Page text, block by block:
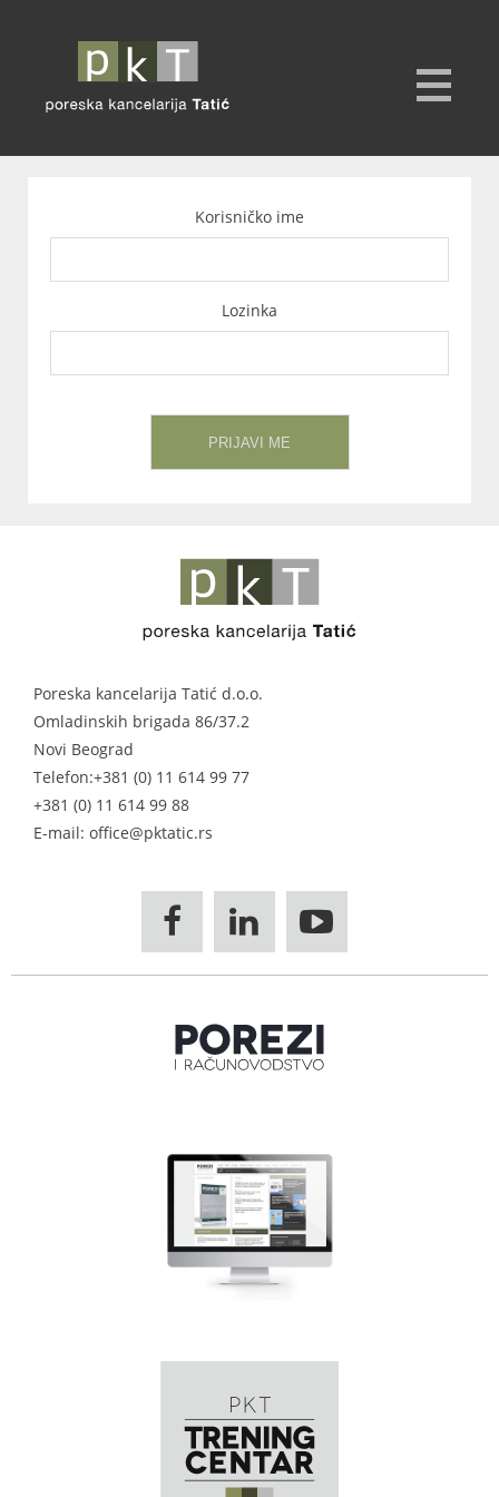
Korisničko ime
Lozinka
Poreska kancelarija Tatić d.o.o.
Omladinskih brigada 86/37.2
Novi Beograd
Telefon:+381 (0) 11 614 99 77
+381 (0) 11 614 99 88
E-mail: office@pktatic.rs
  